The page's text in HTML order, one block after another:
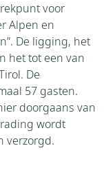
voor
Alpen en
De ligging, het
het tot een van
De
57 gasten.
doorgaans van
wordt
verzorgd.